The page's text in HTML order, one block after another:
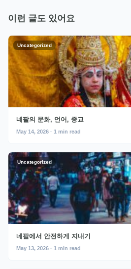
이런 글도 있어요
Uncategorized
네팔의 문화, 언어, 종교
May 14, 2026 · 1 min read
Uncategorized
네팔에서 안전하게 지내기
May 13, 2026 · 1 min read